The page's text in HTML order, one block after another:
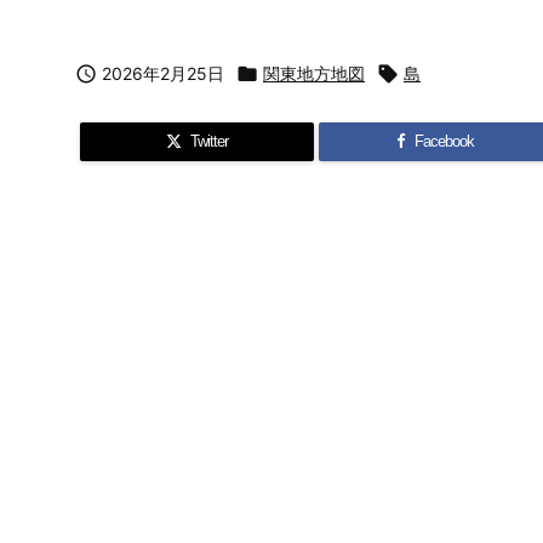
 2026年2月25日  関東地方地図  島
Twitter Facebook